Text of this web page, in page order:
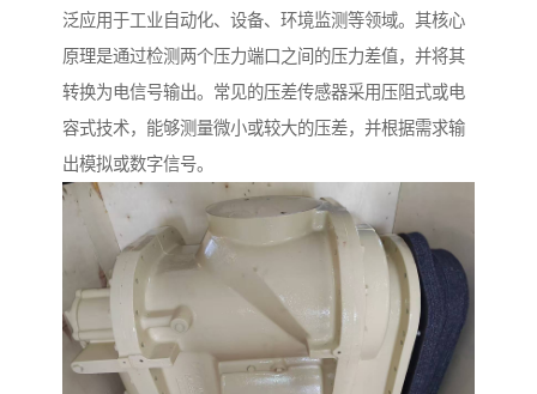
泛应用于工业自动化、设备、环境监测等领域。其核心
原理是通过检测两个压力端口之间的压力差值，并将其
转换为电信号输出。常见的压差传感器采用压阻式或电
容式技术，能够测量微小或较大的压差，并根据需求输
出模拟或数字信号。